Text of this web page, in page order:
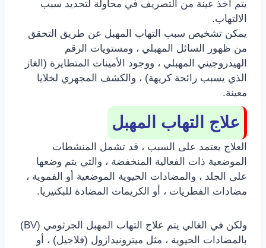
يتم أخذ عينة من التصريف في محاولة لتحديد سبب
الالتهاب.
يمكن تشخيص سبب التهاب المهبل عن طريق التحقق
من ظهور السائل المهبلي ، ومستويات الرقم
الهيدروجيني المهبلي ، ووجود الأمينات المتطايرة (الغاز
الذي يسبب رائحة كريهة) ، والكشف المجهري لخلايا
معينة.
علاج التهاب المهبل
العلاج يعتمد على السبب ، قد تشمل المنشطات
الموضعية ذات الفعالية المنخفضة ، والتي يتم وضعها
على الجلد ، والمضادات الحيوية الموضعية أو الفموية ،
مضادات الفطريات ، أو الكريمات المضادة للبكتيريا.
ولكن في الغالي يتم علاج التهاب المهبل الجرثومي (BV)
بالمضادات الحيوية ، مثل ميترونيدازول (فلاجيل) ، أو